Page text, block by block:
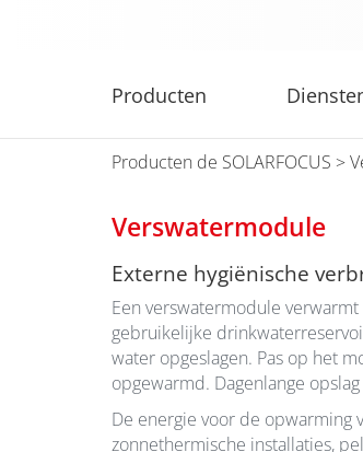
Producten de SOLARFOCUS >
Verswatermodule
Externe hygiënische
Een verswatermodule
gebruikelijke
water opgeslagen. Pas op het
opgewarmd. Dagenlange
De energie voor de opwarming
zonnethermische installaties,
Producten